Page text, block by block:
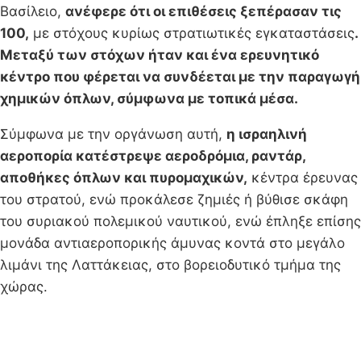
Βασίλειο, ανέφερε ότι οι επιθέσεις ξεπέρασαν τις
100, με στόχους κυρίως στρατιωτικές εγκαταστάσεις.
Μεταξύ των στόχων ήταν και ένα ερευνητικό
κέντρο που φέρεται να συνδέεται με την παραγωγή
χημικών όπλων, σύμφωνα με τοπικά μέσα.
Σύμφωνα με την οργάνωση αυτή, η ισραηλινή
αεροπορία κατέστρεψε αεροδρόμια, ραντάρ,
αποθήκες όπλων και πυρομαχικών, κέντρα έρευνας
του στρατού, ενώ προκάλεσε ζημιές ή βύθισε σκάφη
του συριακού πολεμικού ναυτικού, ενώ έπληξε επίσης
μονάδα αντιαεροπορικής άμυνας κοντά στο μεγάλο
λιμάνι της Λαττάκειας, στο βορειοδυτικό τμήμα της
χώρας.